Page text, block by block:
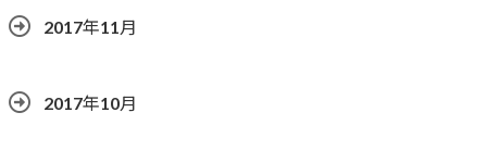
2017年11月
2017年10月